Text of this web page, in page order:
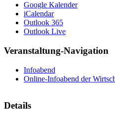
Google Kalender
iCalendar
Outlook 365
Outlook Live
Veranstaltung-Navigation
Infoabend
Online-Infoabend der
Details